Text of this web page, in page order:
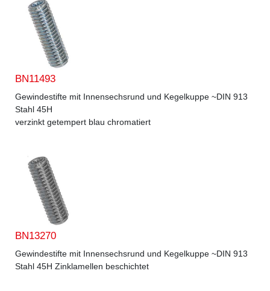
BN11493
Gewindestifte mit Innensechsrund und Kegelkuppe ~DIN 913
Stahl 45H
verzinkt getempert blau chromatiert
BN13270
Gewindestifte mit Innensechsrund und Kegelkuppe ~DIN 913
Stahl 45H Zinklamellen beschichtet